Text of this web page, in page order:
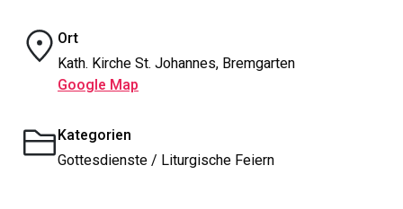
Ort
Kath. Kirche St. Johannes, Bremgarten
Google Map
Kategorien
Gottesdienste / Liturgische Feiern